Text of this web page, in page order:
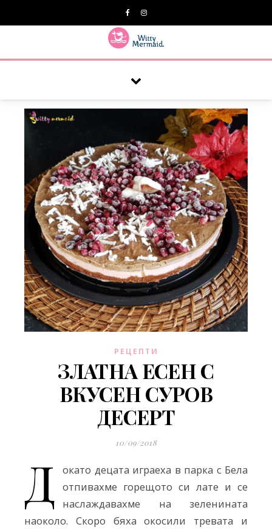
РЕЦЕПТИ
ЗЛАТНА ЕСЕН С
ВКУСЕН СУРОВ
ДЕСЕРТ
10/09/2018
Д
окато децата играеха в парка с Бела
отпивахме горещото си лате и се
наслаждавахме на зеленината
наоколо. Скоро бяха окосили тревата и